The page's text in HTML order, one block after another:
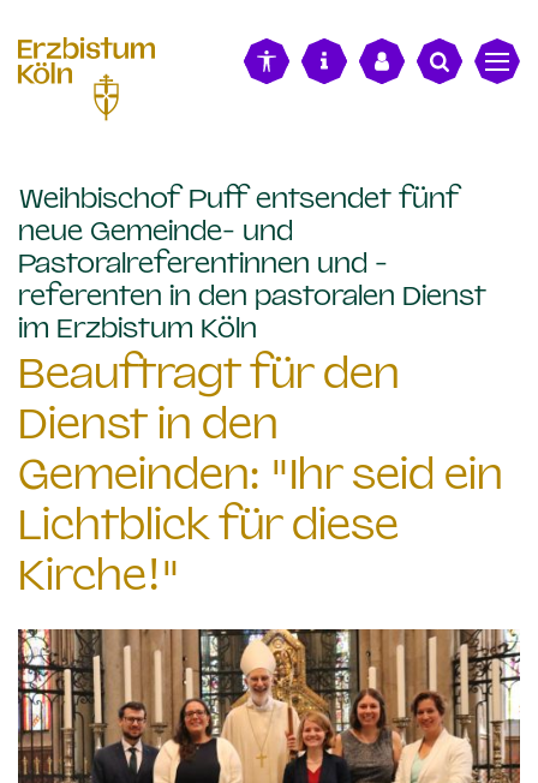
Weihbischof Puff entsendet fünf
neue Gemeinde- und
Pastoralreferentinnen und -
referenten in den pastoralen Dienst
im Erzbistum Köln
Beauftragt für den
Dienst in den
Gemeinden: "Ihr seid ein
Lichtblick für diese
Kirche!"